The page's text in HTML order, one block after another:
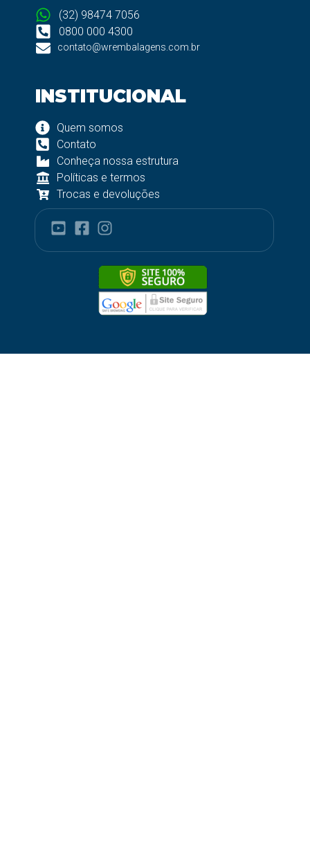
(32) 98474 7056
0800 000 4300
contato@wrembalagens.com.br
INSTITUCIONAL
Quem somos
Contato
Conheça nossa estrutura
Políticas e termos
Trocas e devoluções